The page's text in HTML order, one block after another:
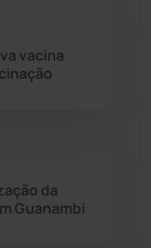
vacina
da
Guanambi